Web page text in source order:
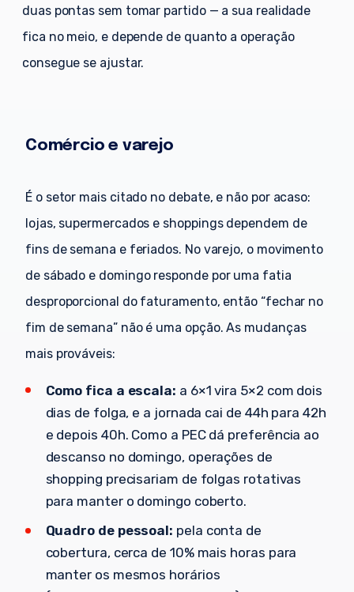
duas pontas sem tomar partido — a sua realidade
fica no meio, e depende de quanto a operação
consegue se ajustar.
Comércio e varejo
É o setor mais citado no debate, e não por acaso:
lojas, supermercados e shoppings dependem de
fins de semana e feriados. No varejo, o movimento
de sábado e domingo responde por uma fatia
desproporcional do faturamento, então “fechar no
fim de semana” não é uma opção. As mudanças
mais prováveis:
Como fica a escala: a 6×1 vira 5×2 com dois
dias de folga, e a jornada cai de 44h para 42h
e depois 40h. Como a PEC dá preferência ao
descanso no domingo, operações de
shopping precisariam de folgas rotativas
para manter o domingo coberto.
Quadro de pessoal: pela conta de
cobertura, cerca de 10% mais horas para
manter os mesmos horários